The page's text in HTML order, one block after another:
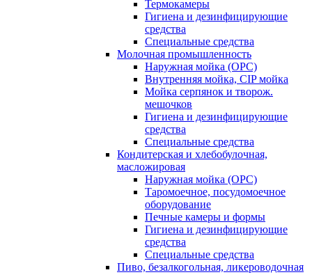
Термокамеры
Гигиена и дезинфицирующие
средства
Специальные средства
Молочная промышленность
Наружная мойка (ОРС)
Внутренняя мойка, CIP мойка
Мойка серпянок и творож.
мешочков
Гигиена и дезинфицирующие
средства
Специальные средства
Кондитерская и хлебобулочная,
масложировая
Наружная мойка (ОРС)
Таромоечное, посудомоечное
оборудование
Печные камеры и формы
Гигиена и дезинфицирующие
средства
Специальные средства
Пиво, безалкогольная, ликероводочная